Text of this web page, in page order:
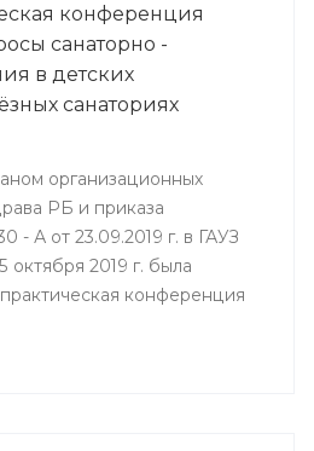
конференция
санаторно -
в детских
санаториях
организационных
РБ и приказа
- А от 23.09.2019 г. в ГАУЗ
2019 г. была
конференция